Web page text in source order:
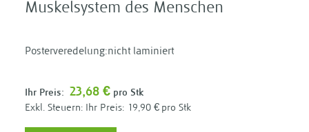
Muskelsystem des Menschen
Posterveredelung:nicht laminiert
Ihr Preis: 23,68 € pro Stk
Ihr Preis: 19,90 € pro Stk